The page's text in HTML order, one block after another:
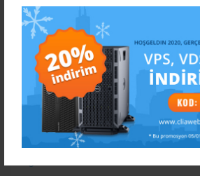
Linux Dökümanları
Mysql Dökümanları
Nasıl Yaparım?
Nedir?